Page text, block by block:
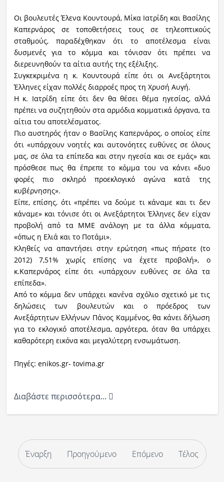
Οι βουλευτές Έλενα Κουντουρά, Μίκα Ιατρίδη και Βασίλης
Καπερνάρος σε τοποθετήσεις τους σε τηλεοπτικούς
σταθμούς, παραδέχθηκαν ότι το αποτέλεσμα είναι
δυσμενές για το κόμμα και τόνισαν ότι πρέπει να
διερευνηθούν τα αίτια αυτής της εξέλιξης.
Συγκεκριμένα η κ. Κουντουρά είπε ότι οι Ανεξάρτητοι
Έλληνες είχαν πολλές διαρροές προς τη Χρυσή Αυγή.
Η κ. Ιατρίδη είπε ότι δεν θα θέσει θέμα ηγεσίας, αλλά
πρέπει να συζητηθούν στα αρμόδια κομματικά όργανα, τα
αίτια του αποτελέσματος.
Πιο αυστηρός ήταν ο Βασίλης Καπερνάρος, ο οποίος είπε
ότι «υπάρχουν νοητές και αυτονόητες ευθύνες σε όλους
μας, σε όλα τα επίπεδα και στην ηγεσία και σε εμάς» και
πρόσθεσε πως θα έπρεπε το κόμμα του να κάνει «δυο
φορές πιο σκληρό προεκλογικό αγώνα κατά της
κυβέρνησης».
Είπε, επίσης, ότι «πρέπει να δούμε τι κάναμε και τι δεν
κάναμε» και τόνισε ότι οι Ανεξάρτητοι Έλληνες δεν είχαν
προβολή από τα ΜΜΕ ανάλογη με τα άλλα κόμματα,
«όπως η Ελιά και το Ποτάμι».
Κληθείς να απαντήσει στην ερώτηση «πως πήρατε (το
2012) 7,51% χωρίς επίσης να έχετε προβολή», ο
κ.Καπερνάρος είπε ότι «υπάρχουν ευθύνες σε όλα τα
επίπεδα».
Από το κόμμα δεν υπάρχει κανένα σχόλιο σχετικό με τις
δηλώσεις των βουλευτών και ο πρόεδρος των
Ανεξάρτητων Ελλήνων Πάνος Καμμένος, θα κάνει δήλωση
για το εκλογικό αποτέλεσμα, αργότερα, όταν θα υπάρχει
καθαρότερη εικόνα και μεγαλύτερη ενσωμάτωση.
Πηγές: enikos.gr- tovima.gr
Διαβάστε περισσότερα...
Έναρξη Προηγούμενο Επόμενο Τέλος